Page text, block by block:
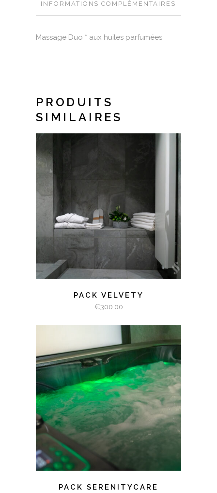
INFORMATIONS COMPLÉMENTAIRES
Massage Duo * aux huiles parfumées
PRODUITS
SIMILAIRES
SELECT OPTIONS
PACK VELVETY
€300.00
SELECT OPTIONS
PACK SERENITYCARE